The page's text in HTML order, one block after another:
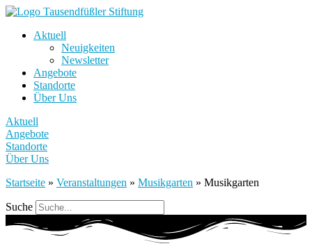
Aktuell
Neuigkeiten
Newsletter
Angebote
Standorte
Über Uns
Aktuell
Angebote
Standorte
Über Uns
Startseite » Veranstaltungen » Musikgarten » Musikgarten
Suche